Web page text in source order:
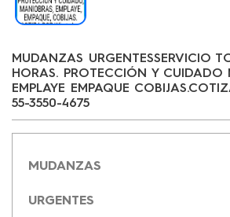
MUDANZAS URGENTESSERVICIO
HORAS. PROTECCIÓN Y CUIDADO
EMPLAYE EMPAQUE
55-3550-4675
MUDANZAS
URGENTES